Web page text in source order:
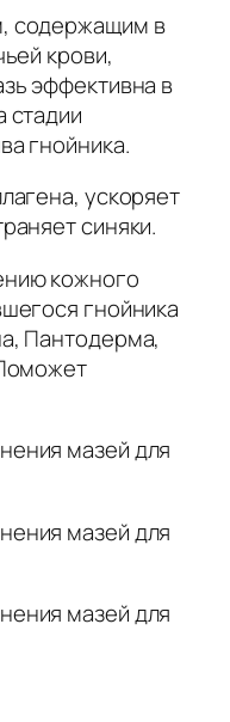
содержащим в
крови,
эффективна в
стадии
гнойника.
ускоряет
синяки.
кожного
гнойника
Пантодерма,